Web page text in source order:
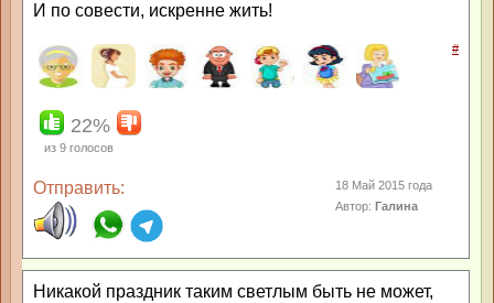
И по совести, искренне жить!
#
22%
из 9 голосов
Отправить:
18 Май 2015 года
Автор:Галина
Никакой праздник таким светлым быть не может,